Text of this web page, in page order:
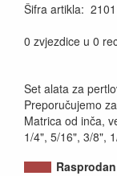
Šifra artikla:
0 zvjezdice u 0
Set alata za
Preporučujemo
Matrica od inča,
1/4", 5/16", 3/8",
Rasprodan